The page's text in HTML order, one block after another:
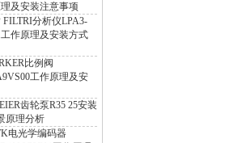
比
现
RICKMEIER齿轮泵
的选型说明
及安装注意事项
分析仪LPA3-
作原理及安装方式
比例阀
工作原理及安
齿轮泵R35 25安装
原理分析
电光学编码器